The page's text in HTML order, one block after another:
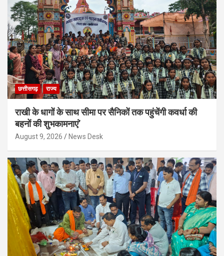
छत्तीसगढ़ राज्य
राखी के धागों के साथ सीमा पर सैनिकों तक पहुंचेंगी कवर्धा की
बहनों की शुभकामनाएं’
August 9, 2026 News Desk